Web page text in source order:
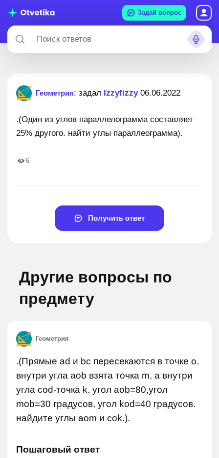
Задай вопрос
Геометрия: задал Izzyfizzy06.06.2022
.(Один из углов параллелограмма составляет
25% другого. найти углы параллеограмма).
6
Получить ответ
Другие вопросы по
предмету
Геометрия
.(Прямые ad и bc пересекаются в точке o.
внутри угла aob взята точка m, а внутри
угла сod-точка k. угол aob=80,угол
mob=30 градусов, угол kod=40 градусов.
найдите углы aom и cok.).
Пошаговый ответ